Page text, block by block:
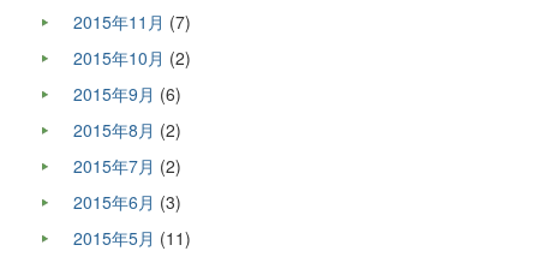
2015年11月 (7)
2015年10月 (2)
2015年9月 (6)
2015年8月 (2)
2015年7月 (2)
2015年6月 (3)
2015年5月 (11)